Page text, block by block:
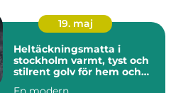
19. maj
Heltäckningsmatta i
stockholm varmt, tyst och
stilrent golv för hem och